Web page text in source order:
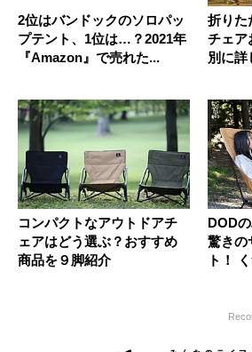
2位はバンドックのソロパッ
プテント、1位は…？2021年
『Amazon』で売れた...
折りた
チェア
別に詳
コンパクトなアウトドアチ
ェアはどう選ぶ？おすすめ
商品を９脚紹介
DOD
驚きの
ト！